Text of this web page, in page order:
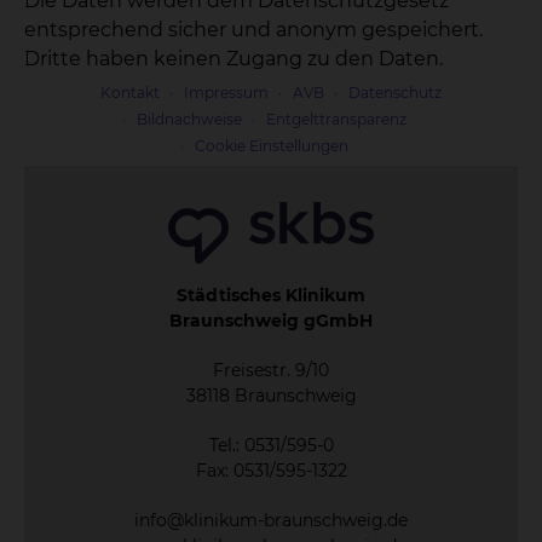
entsprechend sicher und anonym gespeichert.
Dritte haben keinen Zugang zu den Daten.
Kontakt Impressum AVB
Datenschutz
Bildnachweise
Entgelttransparenz
Cookie Einstellungen
Städtisches Klinikum
Braunschweig gGmbH
Freisestr. 9/10
38118 Braunschweig
Tel.: 0531/595-0
Fax: 0531/595-1322
info@klinikum-braunschweig.de